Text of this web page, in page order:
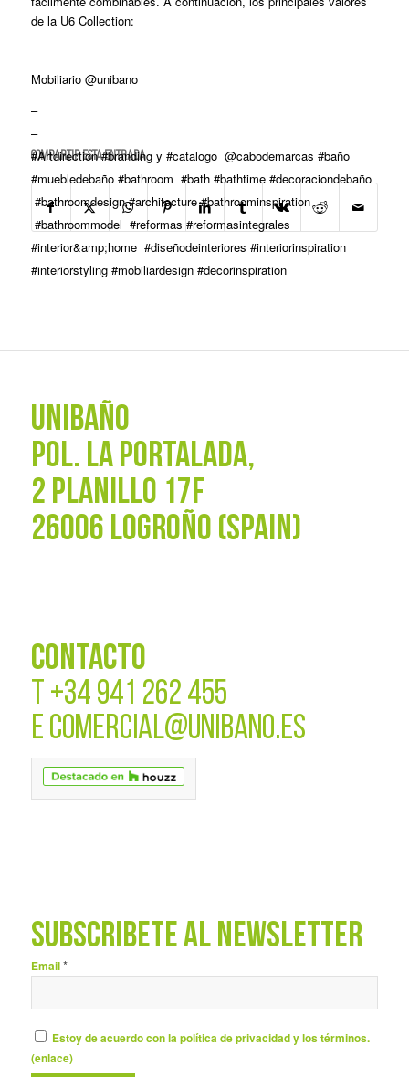
de la U6 Collection:
Mobiliario @unibano
–
–
#Artdirection #branding y #catalogo @cabodemarcas #baño
#muebledebaño #bathroom #bath #bathtime #decoraciondebaño
#bathroomdesign #architecture #bathroominspiration
#bathroommodel #reformas #reformasintegrales
#interior&amp;home #diseñodeinteriores #interiorinspiration
#interiorstyling #mobiliardesign #decorinspiration
Compartir esta entrada
UNIBAÑO
POL. La Portalada,
2 PLANILLO 17F
26006 LOGROÑO (SPAIN)
CONTACTO
T +34 941 262 455
E COMERCIAL@UNIBANO.ES
SUBSCRÍBETE AL NEWSLETTER
Email*
Estoy de acuerdo con la política de privacidad y los términos.
(enlace)